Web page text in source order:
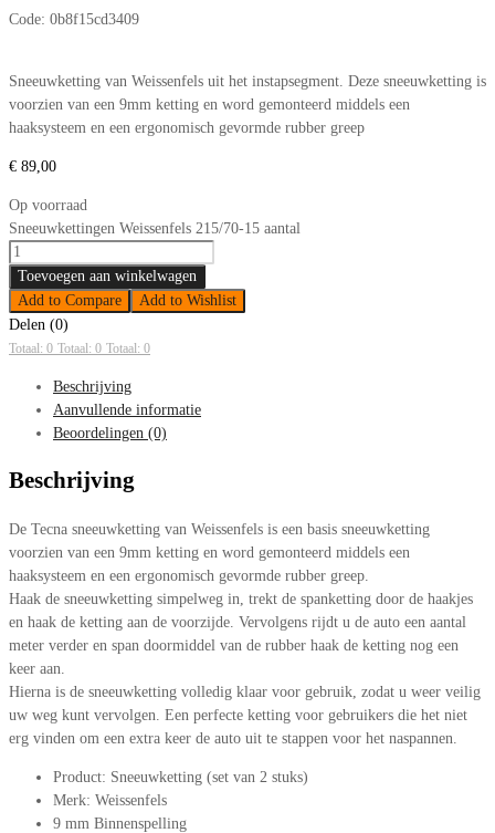
Code: 0b8f15cd3409
Sneeuwketting van Weissenfels uit het instapsegment. Deze sneeuwketting is
voorzien van een 9mm ketting en word gemonteerd middels een
haaksysteem en een ergonomisch gevormde rubber greep
€ 89,00
Op voorraad
Sneeuwkettingen Weissenfels 215/70-15 aantal
Toevoegen aan winkelwagen
Add to Compare
Add to Wishlist
Delen (0)
Totaal: 0 Totaal: 0 Totaal: 0
Beschrijving
Aanvullende informatie
Beoordelingen (0)
Beschrijving
De Tecna sneeuwketting van Weissenfels is een basis sneeuwketting
voorzien van een 9mm ketting en word gemonteerd middels een
haaksysteem en een ergonomisch gevormde rubber greep.
Haak de sneeuwketting simpelweg in, trekt de spanketting door de haakjes
en haak de ketting aan de voorzijde. Vervolgens rijdt u de auto een aantal
meter verder en span doormiddel van de rubber haak de ketting nog een
keer aan.
Hierna is de sneeuwketting volledig klaar voor gebruik, zodat u weer veilig
uw weg kunt vervolgen. Een perfecte ketting voor gebruikers die het niet
erg vinden om een extra keer de auto uit te stappen voor het naspannen.
Product: Sneeuwketting (set van 2 stuks)
Merk: Weissenfels
9 mm Binnenspelling